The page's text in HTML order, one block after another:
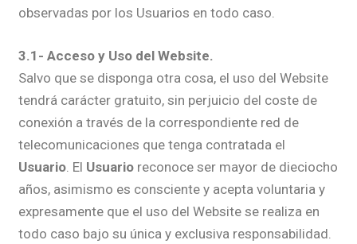
observadas por los Usuarios en todo caso.
3.1- Acceso y Uso del Website.
Salvo que se disponga otra cosa, el uso del Website
tendrá carácter gratuito, sin perjuicio del coste de
conexión a través de la correspondiente red de
telecomunicaciones que tenga contratada el
Usuario. El Usuario reconoce ser mayor de dieciocho
años, asimismo es consciente y acepta voluntaria y
expresamente que el uso del Website se realiza en
todo caso bajo su única y exclusiva responsabilidad.